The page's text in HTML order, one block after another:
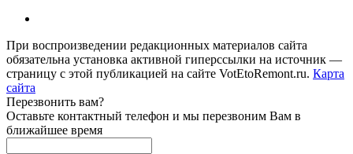
При воспроизведении редакционных материалов сайта
обязательна установка активной гиперссылки на источник —
страницу с этой публикацией на сайте VotEtoRemont.ru. Карта
сайта
Перезвонить вам?
Оставьте контактный телефон и мы перезвоним Вам в
ближайшее время